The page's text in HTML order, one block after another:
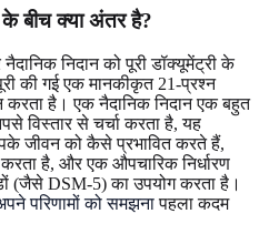
बीच क्या अंतर है?
निदान को पूरी डॉक्यूमेंट्री के
की गई एक मानकीकृत 21-प्रश्न
करता है। एक नैदानिक निदान एक बहुत
विस्तार से चर्चा करता है, यह
जीवन को कैसे प्रभावित करते हैं,
है, और एक औपचारिक निर्धारण
(जैसे DSM-5) का उपयोग करता है।
परिणामों को समझनापहला कदम